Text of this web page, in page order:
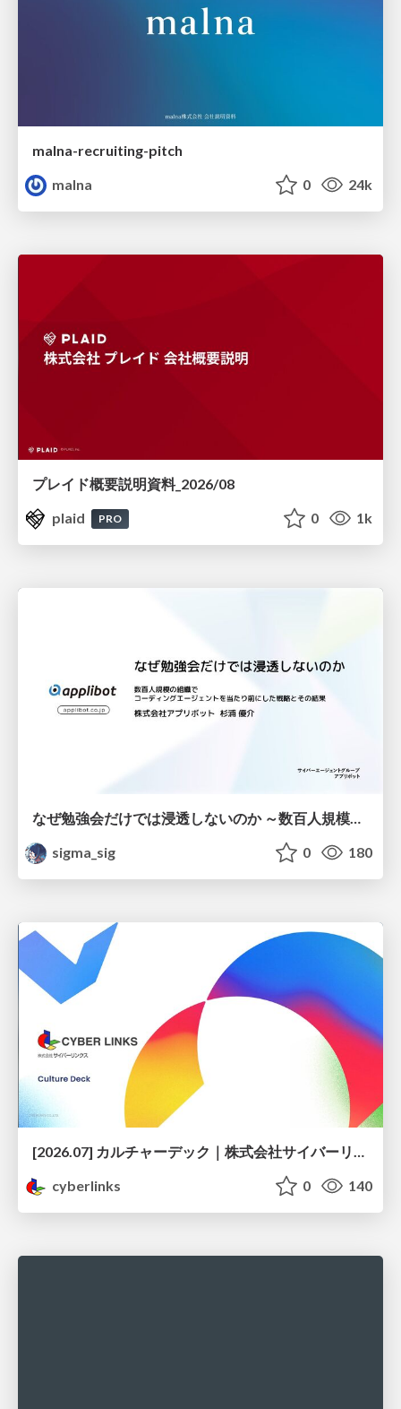
malna-recruiting-pitch
malna
0 24k
プレイド概要説明資料_2026/08
plaid
PRO 0 1k
sigma_sig
0 180
[2026.07] カルチャーデック｜株式会社サイバーリンクス
cyberlinks
0 140